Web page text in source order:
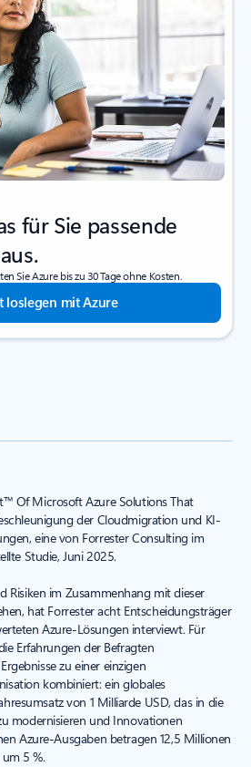
für Sie passende
Sie Azure bis zu 30 Tage ohne Kosten.
loslegen mit Azure
Of Microsoft Azure Solutions That
der Cloudmigration und KI-
eine von Forrester Consulting im
Studie, Juni 2025.
Risiken im Zusammenhang mit dieser
hat Forrester acht Entscheidungsträger
Azure-Lösungen interviewt. Für
Erfahrungen der Befragten
zu einer einzigen
kombiniert: ein globales
von 1 Milliarde USD, das in die
modernisieren und Innovationen
Azure-Ausgaben betragen 12,5 Millionen
5 %.